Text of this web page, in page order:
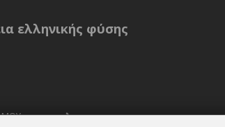
ελληνικής φύσης
ΜΟΥ